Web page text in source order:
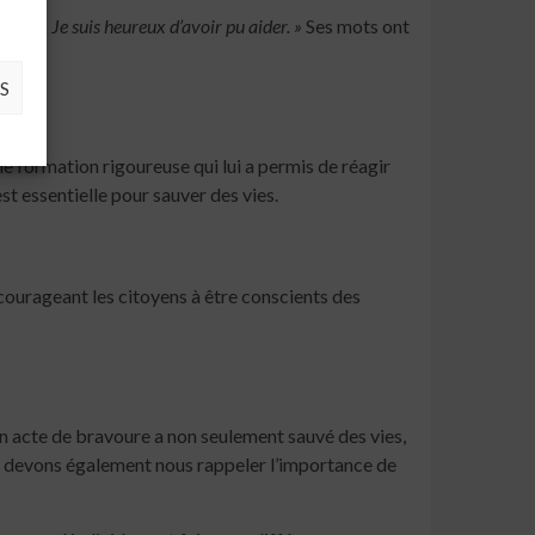
Je suis heureux d’avoir pu aider. » Ses mots ont
formation rigoureuse qui lui a permis de réagir
essentielle pour sauver des vies.
les citoyens à être conscients des
de bravoure a non seulement sauvé des vies,
également nous rappeler l’importance de